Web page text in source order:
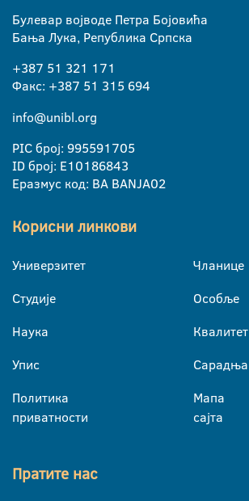
Булевар војводе Петра Бојовића
Бања Лука, Република Српска
+387 51 321 171
Факс: +387 51 315 694
info@unibl.org
PIC број: 995591705
ID број: E10186843
Еразмус код: BA BANJA02
Корисни линкови
Универзитет
Студије
Наука
Упис
Политика
приватности
Чланице
Особље
Квалитет
Сарадња
Мапа
сајта
Пратите нас